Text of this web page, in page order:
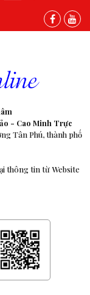
- Cao Minh Trực
Tân Phú, thành phố
thông tin từ Website